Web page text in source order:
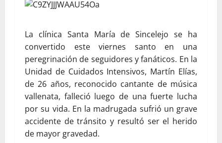
La clínica Santa María de Sincelejo se ha
convertido este viernes santo en una
peregrinación de seguidores y fanáticos. En la
Unidad de Cuidados Intensivos, Martín Elías,
de 26 años, reconocido cantante de música
vallenata, falleció luego de una fuerte lucha
por su vida. En la madrugada sufrió un grave
accidente de tránsito y resultó ser el herido
de mayor gravedad.